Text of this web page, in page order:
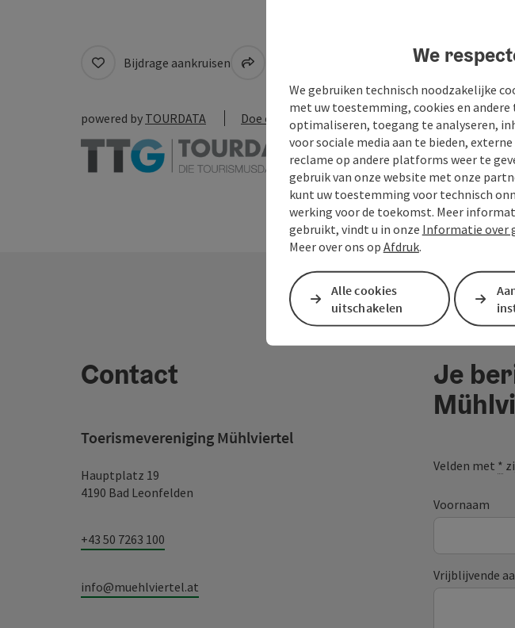
Bijdrage aankruisen PDF aanmaken
powered by TOURDATA Doe een suggestie
Contact
Toerismevereniging Mühlviertel
Hauptplatz 19
4190 Bad Leonfelden
+43 50 7263 100
info@muehlviertel.at
Je
Velden met *
Voornaam
Vrijblijvende
We
We gebruiken technisch noodzakelijke
met uw toestemming, cookies en
optimaliseren, toegang te analyseren,
voor sociale media aan te bieden,
reclame op andere platforms weer te
gebruik van onze website met onze
kunt uw toestemming voor technisch
werking voor de toekomst. Meer
gebruikt, vindt u in onze Informatie over
Meer over ons op Afdruk.
Alle cookies
uitschakelen